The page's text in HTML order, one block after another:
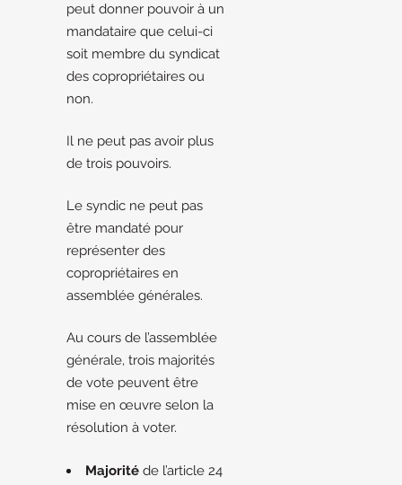
peut donner pouvoir à un
mandataire que celui-ci
soit membre du syndicat
des copropriétaires ou
non.
Il ne peut pas avoir plus
de trois pouvoirs.
Le syndic ne peut pas
être mandaté pour
représenter des
copropriétaires en
assemblée générales.
Au cours de l’assemblée
générale, trois majorités
de vote peuvent être
mise en œuvre selon la
résolution à voter.
Majorité de l’article 24